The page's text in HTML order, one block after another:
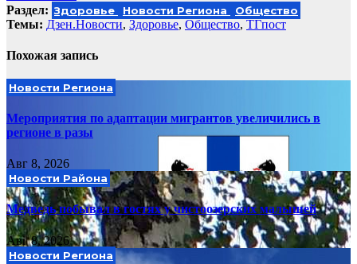
Раздел: Здоровье Новости Региона Общество
Темы: Дзен.Новости, Здоровье, Общество, ТГпост
Похожая запись
Новости Региона
Мероприятия по адаптации мигрантов увеличились в
регионе в разы
Авг 8, 2026
Новости Района
Медведь побывал в гостях у чистоозерских малышей
Авг 8, 2026
Новости Региона